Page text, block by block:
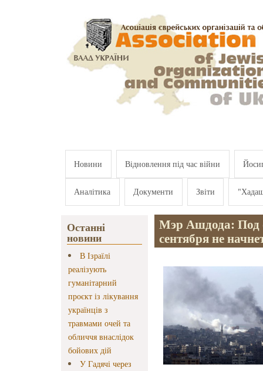
Новини Відновлення під час війни
Аналітика Документи Звіти
Останні
новини
В Ізраїлі
реалізують
гуманітарний
проєкт із лікування
українців з
травмами очей та
обличчя внаслідок
бойових дій
У Гадячі через
Мэр Ашдода: Под
сентября не